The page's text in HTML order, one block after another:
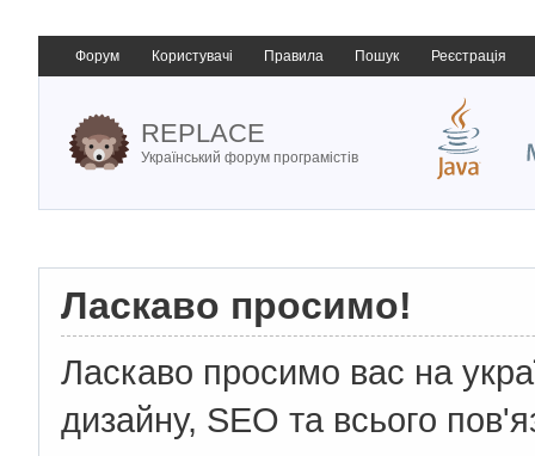
Форум Користувачі Правила Пошук Реєстрація
REPLACE
Український форум програмістів
Ласкаво просимо!
Ласкаво просимо вас на
дизайну, SEO та всього